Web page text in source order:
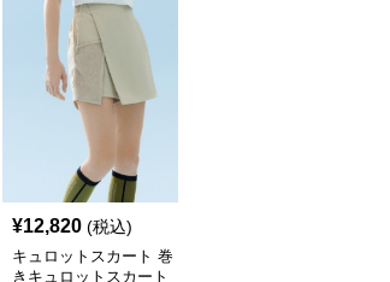
¥12,820 (税込)
キュロットスカート 巻
きキュロットスカート